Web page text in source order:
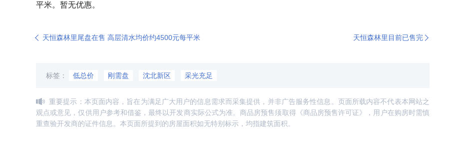
平米。暂无优惠。
天恒森林里尾盘在售 高层清水均价约4500元每平米 天恒森林里目前已售完
标签： 低总价 刚需盘 沈北新区 采光充足
重要提示：本页面内容，旨在为满足广大用户的信息需求而采集提供，并非广告服务性信息。页面所载内容不代表本网站之
观点或意见，仅供用户参考和借鉴，最终以开发商实际公式为准。商品房预售须取得《商品房预售许可证》，用户在购房时需慎
重查验开发商的证件信息。本页面所提到的房屋面积如无特别标示，均指建筑面积。